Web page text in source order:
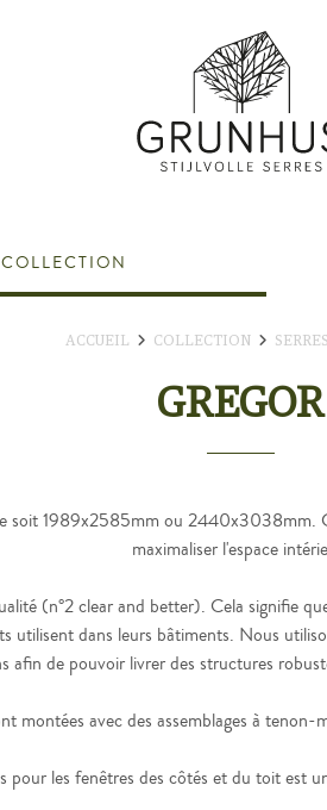
COLLECTION
ACCUEIL COLLECTION SERRES
GREGOR
soit 1989x2585mm ou
maximaliser l'espace
(n°2 clear and better). Cela signifie
utilisent dans leurs bâtiments. Nous
afin de pouvoir livrer des structures
montées avec des assemblages à
pour les fenêtres des côtés et du toit est